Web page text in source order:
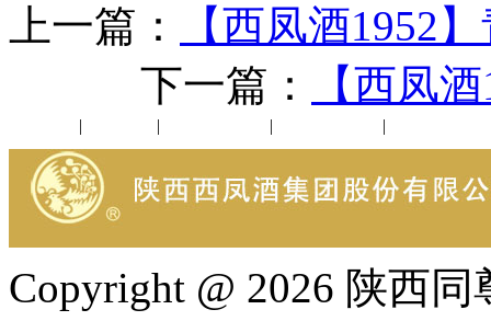
上一篇：
【西凤酒1952
下一篇：
【西凤
| | | |
Copyright @ 2026 陕西